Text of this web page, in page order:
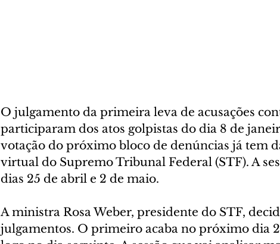
O julgamento da primeira leva de acusações
participaram dos atos golpistas do dia 8 de
votação do próximo bloco de denúncias já tem
virtual do Supremo Tribunal Federal (STF). A
dias 25 de abril e 2 de maio.
A ministra Rosa Weber, presidente do STF,
julgamentos. O primeiro acaba no próximo dia